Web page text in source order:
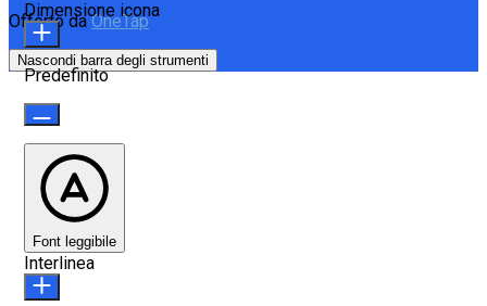
Offerto daOneTap
Nascondi barra degli strumenti
Dimensione icona
Predefinito
Font leggibile
Interlinea